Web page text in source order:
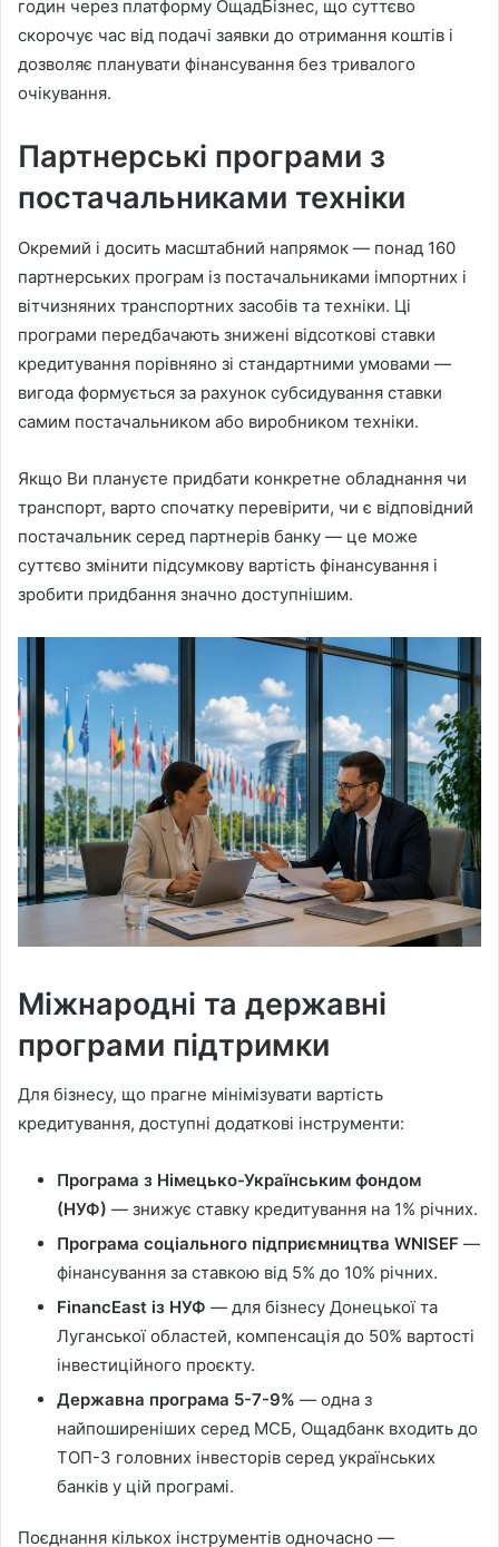
годин через платформу ОщадБізнес, що суттєво
скорочує час від подачі заявки до отримання коштів і
дозволяє планувати фінансування без тривалого
очікування.
Партнерські програми з
постачальниками техніки
Окремий і досить масштабний напрямок — понад 160
партнерських програм із постачальниками імпортних і
вітчизняних транспортних засобів та техніки. Ці
програми передбачають знижені відсоткові ставки
кредитування порівняно зі стандартними умовами —
вигода формується за рахунок субсидування ставки
самим постачальником або виробником техніки.
Якщо Ви плануєте придбати конкретне обладнання чи
транспорт, варто спочатку перевірити, чи є відповідний
постачальник серед партнерів банку — це може
суттєво змінити підсумкову вартість фінансування і
зробити придбання значно доступнішим.
Міжнародні та державні
програми підтримки
Для бізнесу, що прагне мінімізувати вартість
кредитування, доступні додаткові інструменти:
Програма з Німецько-Українським фондом
(НУФ) — знижує ставку кредитування на 1% річних.
Програма соціального підприємництва WNISEF —
фінансування за ставкою від 5% до 10% річних.
FinancEast із НУФ — для бізнесу Донецької та
Луганської областей, компенсація до 50% вартості
інвестиційного проєкту.
Державна програма 5-7-9% — одна з
найпоширеніших серед МСБ, Ощадбанк входить до
ТОП-3 головних інвесторів серед українських
банків у цій програмі.
Поєднання кількох інструментів одночасно —